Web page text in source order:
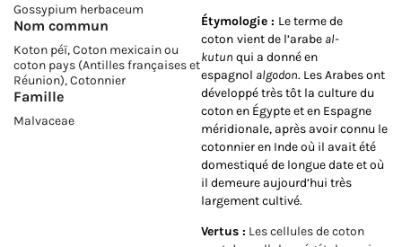
Gossypium herbaceum
Nom commun
Koton péï, Coton mexicain ou
coton pays (Antilles françaises et
Réunion), Cotonnier
Famille
Malvaceae
Étymologie : Le terme de
coton vient de l’arabe al-
kutun qui a donné en
espagnol algodon. Les Arabes ont
développé très tôt la culture du
coton en Égypte et en Espagne
méridionale, après avoir connu le
cotonnier en Inde où il avait été
domestiqué de longue date et où
il demeure aujourd’hui très
largement cultivé.
Vertus : Les cellules de coton